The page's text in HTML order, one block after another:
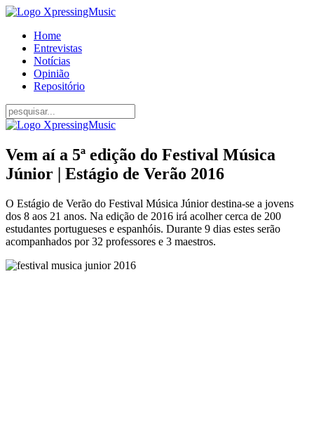
Home
Entrevistas
Notícias
Opinião
Repositório
Vem aí a 5ª edição do Festival Música
Júnior | Estágio de Verão 2016
O Estágio de Verão do Festival Música Júnior destina-se a jovens
dos 8 aos 21 anos. Na edição de 2016 irá acolher cerca de 200
estudantes portugueses e espanhóis. Durante 9 dias estes serão
acompanhados por 32 professores e 3 maestros.